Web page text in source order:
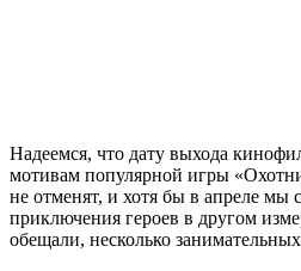
Надеемся, что дату выхода
мотивам популярной игры
не отменят, и хотя бы в апреле мы
приключения героев в другом
обещали, несколько